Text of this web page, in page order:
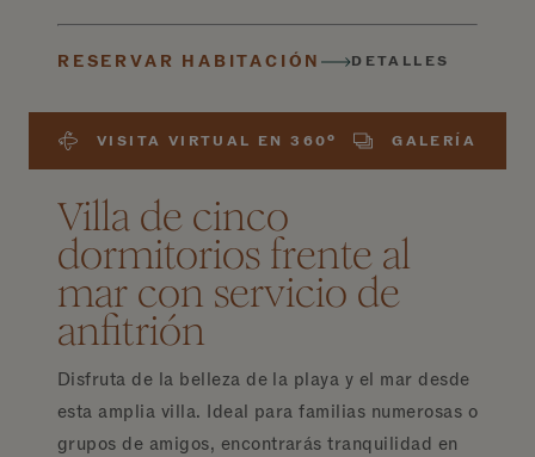
RESERVAR HABITACIÓN DETALLES
VISITA VIRTUAL EN 360º GALERÍA
Villa de cinco
dormitorios frente al
mar con servicio de
anfitrión
Disfruta de la belleza de la playa y el mar desde
esta amplia villa. Ideal para familias numerosas o
grupos de amigos, encontrarás tranquilidad en